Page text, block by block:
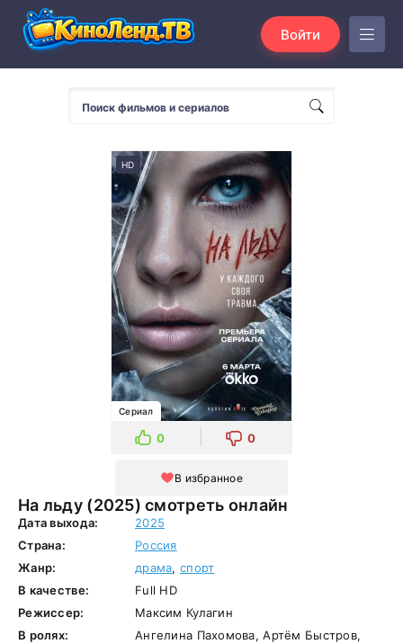
Войти
На льду (2025) смотреть онлайн
HD
Сериал
0 0
В избранное
Дата выхода:
2025
Страна:
Россия
Жанр:
драма, спорт
В качестве:
Full HD
Режиссер:
Максим Кулагин
В ролях:
Ангелина Пахомова, Артём Быстров,